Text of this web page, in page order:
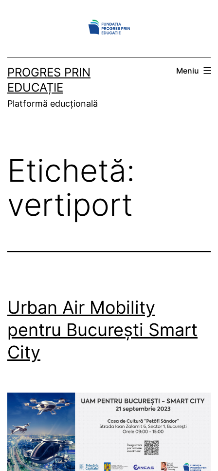
PROGRES PRIN
EDUCAȚIE
Platformă educțională
Meniu
Etichetă:
vertiport
Urban Air Mobility
pentru București Smart
City